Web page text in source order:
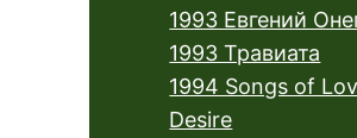
1993 Евгений
1993 Травиата
1994 Songs of
Desire